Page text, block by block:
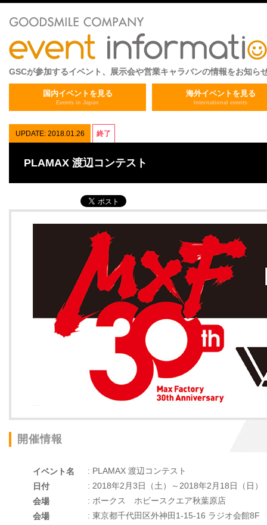
GSCが参加するイベント、展示会や営業キャラバンの情報をお知ら
国内イベントを見る
Events in Japan
海外イベントを見る
International events
UPDATE: 2018.01.26 終了
PLAMAX 渡辺コンテスト
開催情報
イベント名
: PLAMAX 渡辺コンテスト
日付
: 2018年2月3日（土）～2018年2月18日（日）
会場
: ボークス ホビースクエア秋葉原店
会場
: 東京都千代田区外神田1-15-16 ラジオ会館8F